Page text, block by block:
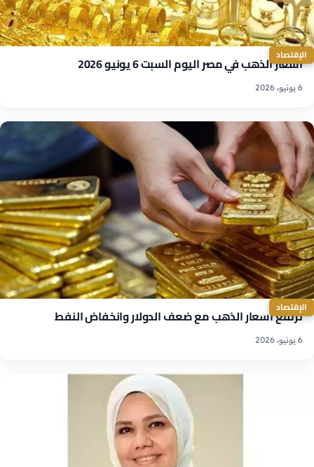
الإقتصاد
أسعار الذهب في مصر اليوم السبت 6 يونيو 2026
6 يونيو، 2026
الإقتصاد
ترتفع أسعار الذهب مع ضعف الدولار وانخفاض النفط
6 يونيو، 2026